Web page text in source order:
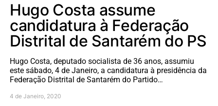
Hugo Costa assume
candidatura à Federação
Distrital de Santarém do PS
Hugo Costa, deputado socialista de 36 anos, assumiu
este sábado, 4 de Janeiro, a candidatura à presidência da
Federação Distrital de Santarém do Partido…
4 de Janeiro, 2020